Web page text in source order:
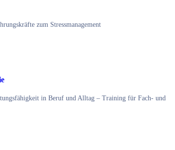
zum Stressmanagement
in Beruf und Alltag – Training für Fach- und